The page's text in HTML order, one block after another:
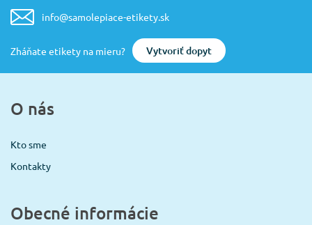
info@samolepiace-etikety.sk
Zháňate etikety na mieru? Vytvoriť dopyt
O nás
Kto sme
Kontakty
Obecné informácie